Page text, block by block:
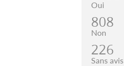
Oui
808
Non
226
Sans avis